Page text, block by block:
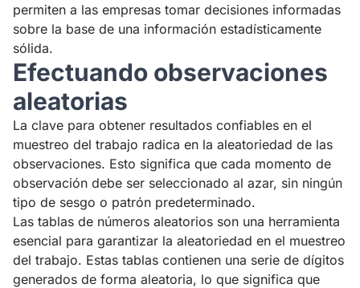
permiten a las empresas tomar decisiones informadas
sobre la base de una información estadísticamente
sólida.
Efectuando observaciones
aleatorias
La clave para obtener resultados confiables en el
muestreo del trabajo radica en la aleatoriedad de las
observaciones. Esto significa que cada momento de
observación debe ser seleccionado al azar, sin ningún
tipo de sesgo o patrón predeterminado.
Las tablas de números aleatorios son una herramienta
esencial para garantizar la aleatoriedad en el muestreo
del trabajo. Estas tablas contienen una serie de dígitos
generados de forma aleatoria, lo que significa que